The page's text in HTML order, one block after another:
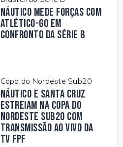
Náutico mede forças com
Atlético-GO em
confronto da Série B
Copa do Nordeste Sub20
Náutico e Santa Cruz
estreiam na Copa do
Nordeste Sub20 com
transmissão ao vivo da
TV FPF